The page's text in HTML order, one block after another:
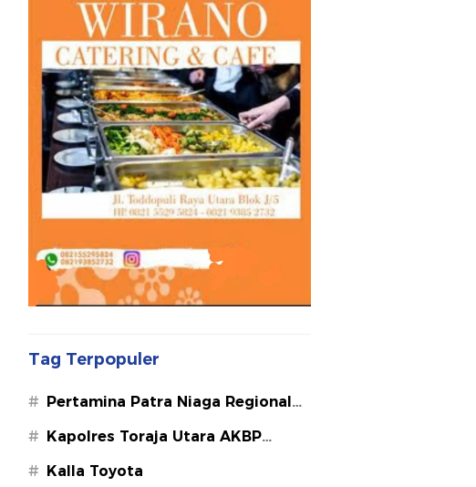
Tag Terpopuler
# Pertamina Patra Niaga Regional
# Kapolres Toraja Utara AKBP
M.Si
# Kalla Toyota